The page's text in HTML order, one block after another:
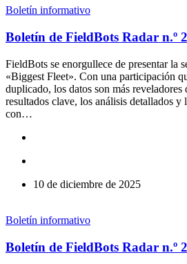
Boletín informativo
Boletín de FieldBots Radar n.º
FieldBots se enorgullece de presentar la
«Biggest Fleet». Con una participación
duplicado, los datos son más
resultados clave, los análisis detallados y
con…
10 de diciembre de 2025
Boletín informativo
Boletín de FieldBots Radar n.º